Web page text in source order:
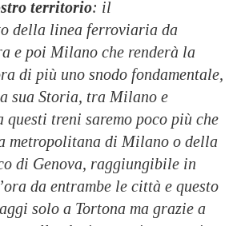
territorio: il
della linea ferroviaria da
e poi Milano che renderà la
di più uno snodo fondamentale,
sua Storia, tra Milano e
questi treni saremo poco più che
metropolitana di Milano o della
di Genova, raggiungibile in
da entrambe le città e questo
solo a Tortona ma grazie a